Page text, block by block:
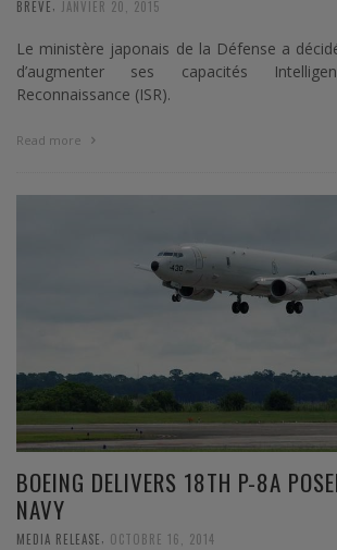
BREVE JANVIER 20, 2015
Le ministère japonais de la Défense a
d’augmenter ses capacités
Reconnaissance (ISR).
Read more
BOEING DELIVERS 18TH P-8A
NAVY
MEDIA RELEASE, OCTOBRE 16, 2014